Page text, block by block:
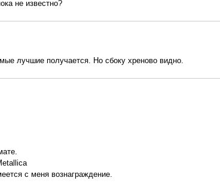
не известно?
лучшие получается. Но сбоку хреново видно.
с меня вознаграждение.